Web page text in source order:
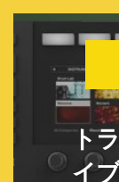
ト
イ